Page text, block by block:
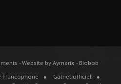
- Website by Aymerix - Biobob
Francophone
Galnet officiel